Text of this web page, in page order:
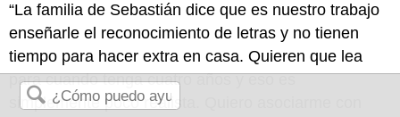
“La familia de Sebastián dice que es nuestro trabajo
enseñarle el reconocimiento de letras y no tienen
tiempo para hacer extra en casa. Quieren que lea
para cuando tenga cuatro años y eso es
simplemente poco realista. Quiero asociarme con